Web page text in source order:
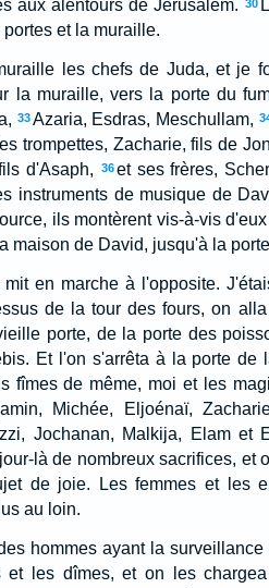
aux alentours de Jérusalem. 30
et la muraille.
les chefs de Juda, et je
la muraille, vers la porte du
33Azaria, Esdras, Meschullam,
trompettes, Zacharie, fils de
d'Asaph,
36et ses frères,
instruments de musique de
ils montèrent vis-à-vis
maison de David, jusqu'à la
mit en marche à l'opposite.
de la tour des fours, on
porte, de la porte des
Et l'on s'arrêta à la porte de
fîmes de même, moi et les
Michée, Eljoénaï,
Jochanan, Malkija, Elam et
là de nombreux sacrifices,
de joie. Les femmes et les
au loin.
hommes ayant la
et les dîmes, et on les